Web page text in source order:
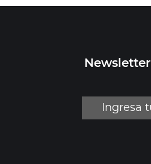
Newsletter